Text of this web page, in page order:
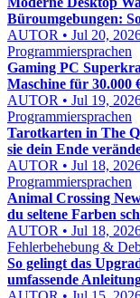
Büroumgebungen:
AUTOR • Jul 20,
Programmiersprachen
Gaming PC
Maschine für 30.000
AUTOR • Jul 19,
Programmiersprachen
Tarotkarten in The
sie dein Ende
AUTOR • Jul 18,
Programmiersprachen
Animal Crossing
du seltene Farben
AUTOR • Jul 18,
Fehlerbehebung &
So gelingt das
umfassende